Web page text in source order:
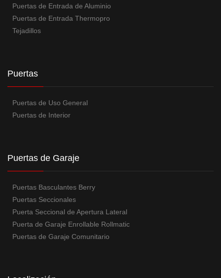
Puertas de Entrada de Aluminio
Puertas de Entrada Thermopro
Tejadillos
Puertas
Puertas de Uso General
Puertas de Interior
Puertas de Garaje
Puertas Basculantes Berry
Puertas Seccionales
Puerta Seccional de Apertura Lateral
Puerta de Garaje Enrollable Rollmatic
Puertas de Garaje Comunitario